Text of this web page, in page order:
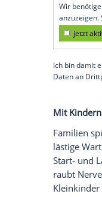
Wenn
Beim
der
nicht
Fall